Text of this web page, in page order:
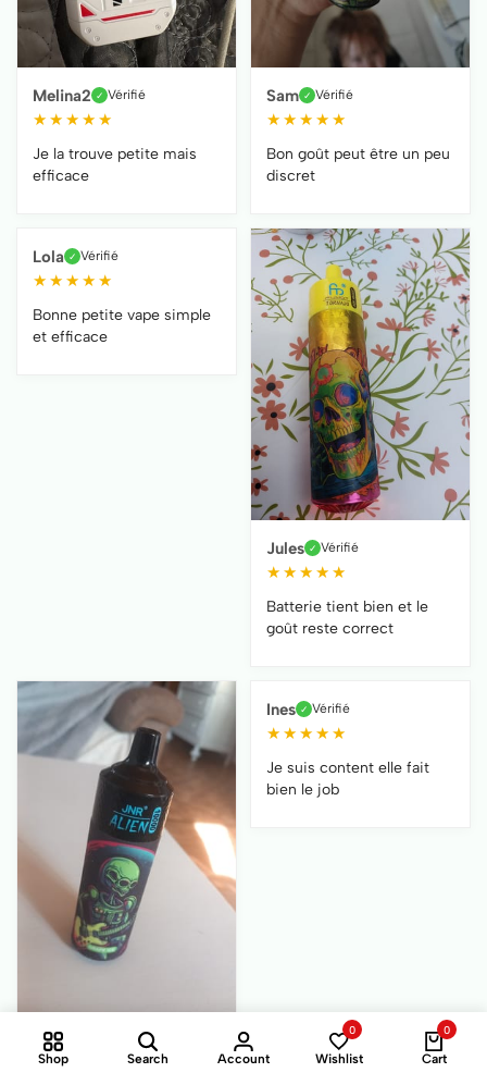
Melina2 ✓ Vérifié
★ ★ ★ ★ ★
Je la trouve petite mais
efficace
Sam ✓ Vérifié
★ ★ ★ ★ ★
Bon goût peut être un peu
discret
Lola ✓ Vérifié
★ ★ ★ ★ ★
Bonne petite vape simple
et efficace
Jules ✓ Vérifié
★ ★ ★ ★ ★
Batterie tient bien et le
goût reste correct
Ines ✓ Vérifié
★ ★ ★ ★ ★
Je suis content elle fait
bien le job
Shop Search Account
0
Wishlist
0
Cart